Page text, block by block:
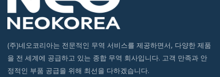
(주)네오코리아는 전문적인 무역 서비스를 제공하면서, 다양한 제품
을 전 세계에 공급하고 있는 종합 무역 회사입니다. 고객 만족과 안
정적인 부품 공급을 위해 최선을 다하겠습니다.